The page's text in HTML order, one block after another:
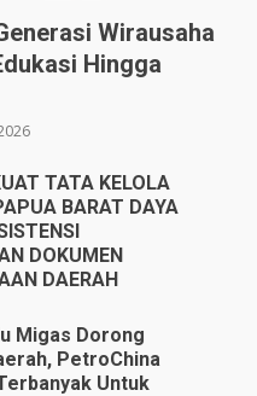
Wirausaha
Hingga
TATA KELOLA
BARAT DAYA
DOKUMEN
DAERAH
Migas Dorong
PetroChina
Untuk